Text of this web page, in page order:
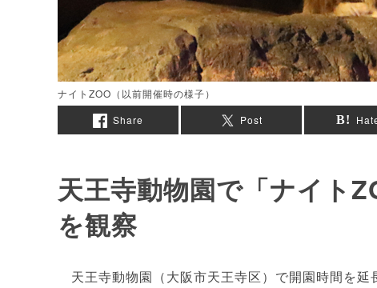
ナイトZOO（以前開催時の様子）
Share
Post
天王寺動物園で「ナイト
を観察
天王寺動物園（大阪市天王寺区）で開園時間を